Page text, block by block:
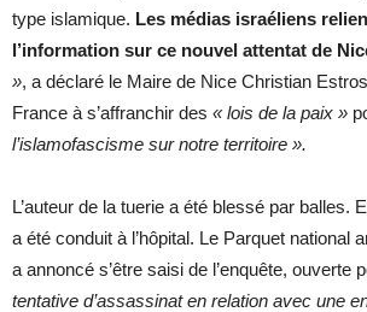
type islamique. Les médias israéliens
l’information sur ce nouvel attentat de
», a déclaré le Maire de Nice Christian
France à s’affranchir des « lois de la paix »
l’islamofascisme sur notre territoire ».
L’auteur de la tuerie a été blessé par balles.
a été conduit à l’hôpital. Le Parquet national
a annoncé s’être saisi de l’enquête, ouverte
tentative d’assassinat en relation avec une